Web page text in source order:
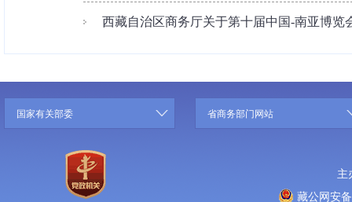
西藏自治区商务厅关于第十届中国-南亚博览
国家有关部委 省商务部门网站
主
藏公网安备